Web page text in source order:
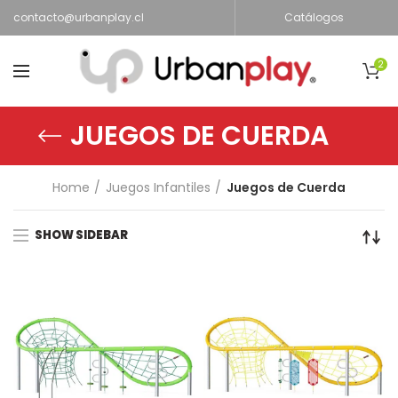
contacto@urbanplay.cl Catálogos
2
JUEGOS DE CUERDA
Home Juegos Infantiles Juegos de Cuerda
SHOW SIDEBAR